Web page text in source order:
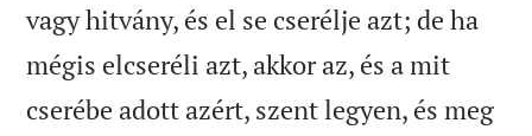
vagy hitvány, és el se cserélje azt; de ha
mégis elcseréli azt, akkor az, és a mit
cserébe adott azért, szent legyen, és meg